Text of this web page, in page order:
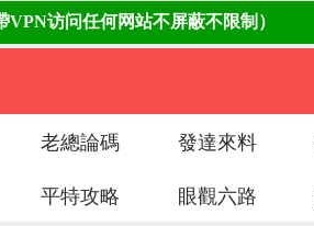
老總論碼 發達來料
平特攻略 眼觀六路